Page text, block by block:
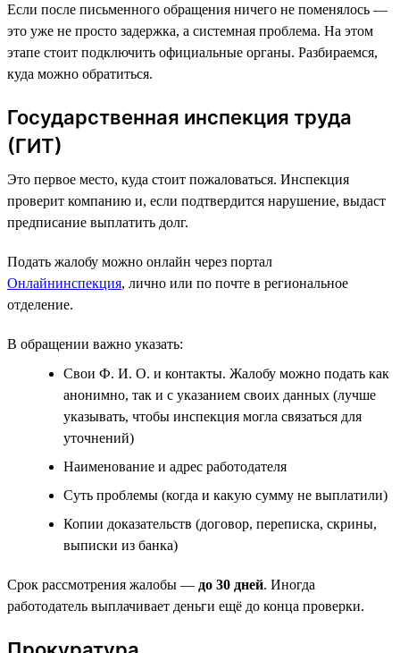
Если после письменного обращения ничего не поменялось —
это уже не просто задержка, а системная проблема. На этом
этапе стоит подключить официальные органы. Разбираемся,
куда можно обратиться.
Государственная инспекция труда
(ГИТ)
Это первое место, куда стоит пожаловаться. Инспекция
проверит компанию и, если подтвердится нарушение, выдаст
предписание выплатить долг.
Подать жалобу можно онлайн через портал
Онлайнинспекция, лично или по почте в региональное
отделение.
В обращении важно указать:
Свои Ф. И. О. и контакты. Жалобу можно подать как
анонимно, так и с указанием своих данных (лучше
указывать, чтобы инспекция могла связаться для
уточнений)
Наименование и адрес работодателя
Суть проблемы (когда и какую сумму не выплатили)
Копии доказательств (договор, переписка, скрины,
выписки из банка)
Срок рассмотрения жалобы — до 30 дней. Иногда
работодатель выплачивает деньги ещё до конца проверки.